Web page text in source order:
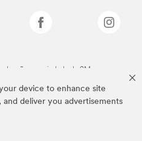
device to enhance site
and deliver you advertisements
são propriedade da 3M.